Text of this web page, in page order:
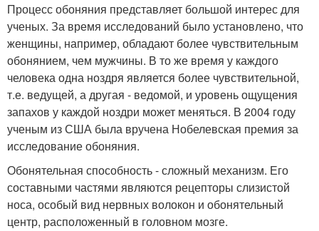
Процесс обоняния представляет большой интерес для
ученых. За время исследований было установлено, что
женщины, например, обладают более чувствительным
обонянием, чем мужчины. В то же время у каждого
человека одна ноздря является более чувствительной,
т.е. ведущей, а другая - ведомой, и уровень ощущения
запахов у каждой ноздри может меняться. В 2004 году
ученым из США была вручена Нобелевская премия за
исследование обоняния.
Обонятельная способность - сложный механизм. Его
составными частями являются рецепторы слизистой
носа, особый вид нервных волокон и обонятельный
центр, расположенный в головном мозге.